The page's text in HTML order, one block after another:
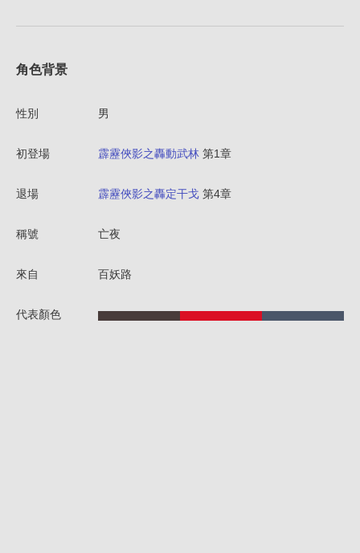
角色背景
性別 男
初登場 霹靂俠影之轟動武林 第1章
退場 霹靂俠影之轟定干戈 第4章
稱號 亡夜
來自 百妖路
代表顏色